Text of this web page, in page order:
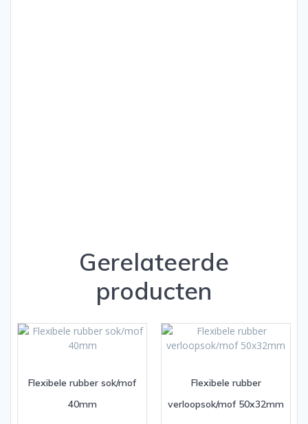
Gerelateerde
producten
Flexibele rubber sok/mof
40mm
Flexibele rubber
verloopsok/mof 50x32mm